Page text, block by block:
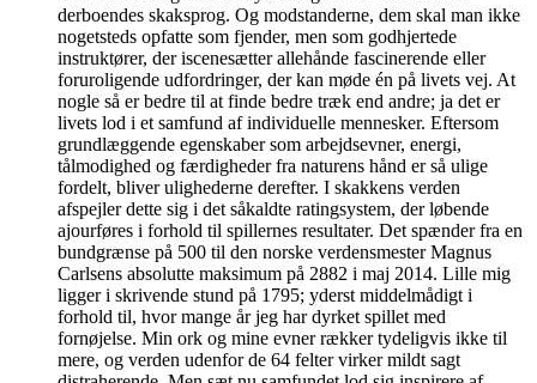
derboendes skaksprog. Og modstanderne, dem skal man ikke
nogetsteds opfatte som fjender, men som godhjertede
instruktører, der iscenesætter allehånde fascinerende eller
foruroligende udfordringer, der kan møde én på livets vej. At
nogle så er bedre til at finde bedre træk end andre; ja det er
livets lod i et samfund af individuelle mennesker. Eftersom
grundlæggende egenskaber som arbejdsevner, energi,
tålmodighed og færdigheder fra naturens hånd er så ulige
fordelt, bliver ulighederne derefter. I skakkens verden
afspejler dette sig i det såkaldte ratingsystem, der løbende
ajourføres i forhold til spillernes resultater. Det spænder fra en
bundgrænse på 500 til den norske verdensmester Magnus
Carlsens absolutte maksimum på 2882 i maj 2014. Lille mig
ligger i skrivende stund på 1795; yderst middelmådigt i
forhold til, hvor mange år jeg har dyrket spillet med
fornøjelse. Min ork og mine evner rækker tydeligvis ikke til
mere, og verden udenfor de 64 felter virker mildt sagt